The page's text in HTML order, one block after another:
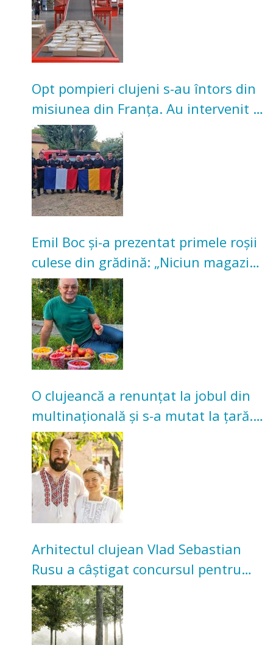
Opt pompieri clujeni s-au întors din
misiunea din Franța. Au intervenit la
incendii de vegetație și pădure
Emil Boc și-a prezentat primele roșii
culese din grădină: „Niciun magazin
nu poate oferi această satisfacție”
O clujeancă a renunțat la jobul din
multinațională și s-a mutat la țară.
Acum cultivă legume în grădina
bunicilor
Arhitectul clujean Vlad Sebastian
Rusu a câștigat concursul pentru
transformarea Grădinii Casei
Universitarilor